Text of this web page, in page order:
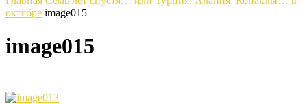
октябре image015
image015